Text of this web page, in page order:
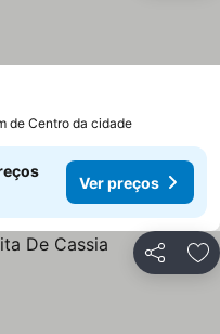
de Centro da cidade
Ver preços
Partilhar